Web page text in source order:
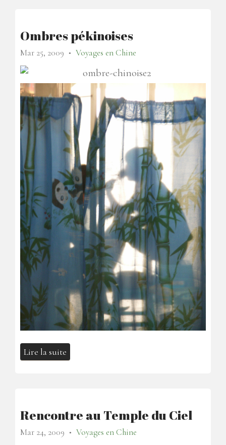
Ombres pékinoises
Mar 25, 2009 ● Voyages en Chine
Lire la suite
Rencontre au Temple du Ciel
Mar 24, 2009 ● Voyages en Chine